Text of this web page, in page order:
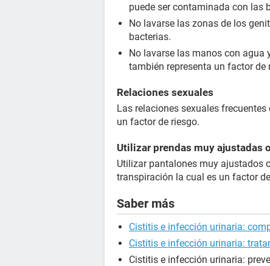
puede ser contaminada con las
No lavarse las zonas de los
bacterias.
No lavarse las manos con agua
también representa un factor de
Relaciones sexuales
Las relaciones sexuales
un factor de riesgo.
Utilizar prendas muy ajustadas
Utilizar pantalones muy ajustados
transpiración la cual es un factor
Saber más
Cistitis e infección urinaria:
Cistitis e infección urinaria:
Cistitis e infección urinaria: